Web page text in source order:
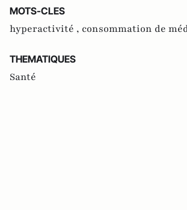
MOTS-CLES
hyperactivité , consommation de
THEMATIQUES
Santé